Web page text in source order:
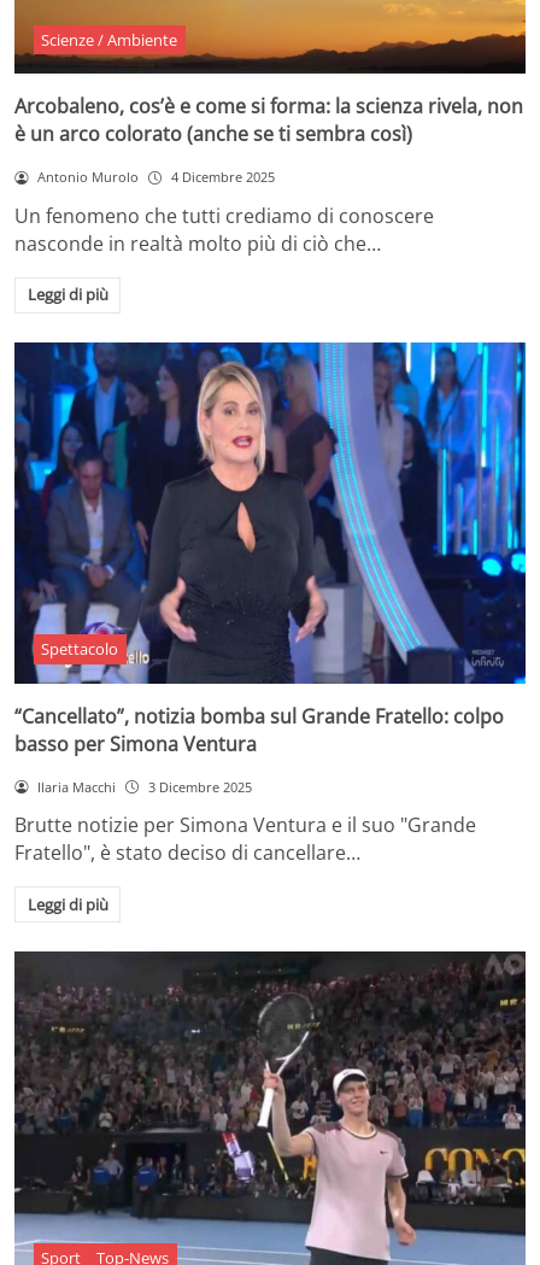
Scienze / Ambiente
Arcobaleno, cos’è e come si forma: la scienza rivela, non
è un arco colorato (anche se ti sembra così)
Antonio Murolo 4 Dicembre 2025
Un fenomeno che tutti crediamo di conoscere
nasconde in realtà molto più di ciò che…
Leggi di più
Spettacolo
“Cancellato”, notizia bomba sul Grande Fratello: colpo
basso per Simona Ventura
Ilaria Macchi 3 Dicembre 2025
Brutte notizie per Simona Ventura e il suo "Grande
Fratello", è stato deciso di cancellare…
Leggi di più
Sport Top-News